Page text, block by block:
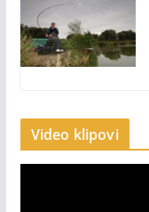
Video klipovi